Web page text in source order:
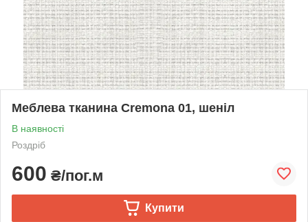
Меблева тканина Cremona 01, шеніл
В наявності
Роздріб
600 ₴/пог.м
Купити